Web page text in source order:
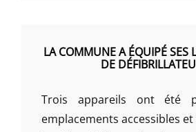
LA COMMUNE A ÉQUIPÉ SES
DE
Trois appareils ont été
emplacements accessibles